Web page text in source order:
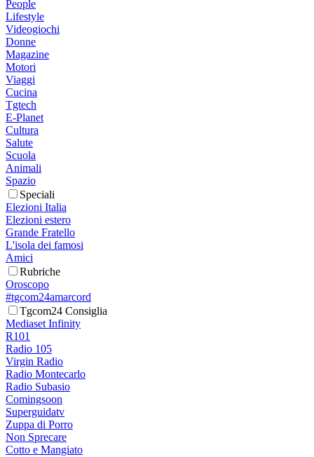
People
Lifestyle
Videogiochi
Donne
Magazine
Motori
Viaggi
Cucina
Tgtech
E-Planet
Cultura
Salute
Scuola
Animali
Spazio
Speciali
Elezioni Italia
Elezioni estero
Grande Fratello
L'isola dei famosi
Amici
Rubriche
Oroscopo
#tgcom24amarcord
Tgcom24 Consiglia
Mediaset Infinity
R101
Radio 105
Virgin Radio
Radio Montecarlo
Radio Subasio
Comingsoon
Superguidatv
Zuppa di Porro
Non Sprecare
Cotto e Mangiato